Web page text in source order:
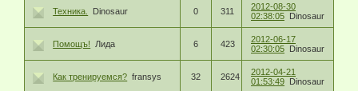
Техника. Dinosaur 0 311
2012-08-30
02:38:05 Dinosaur
Помощъ! Лида 6 423
2012-06-17
02:30:05 Dinosaur
Как тренируемся? fransys 32 2624
2012-04-21
01:53:49 Dinosaur